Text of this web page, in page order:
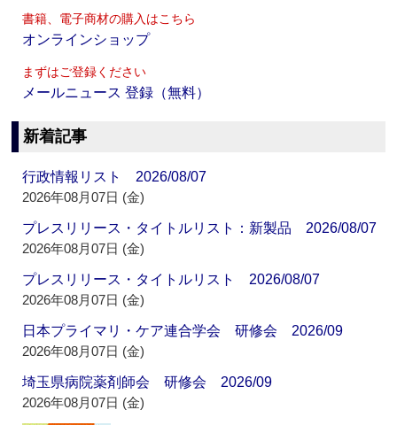
書籍、電子商材の購入はこちら
オンラインショップ
まずはご登録ください
メールニュース 登録（無料）
新着記事
行政情報リスト 2026/08/07
2026年08月07日 (金)
プレスリリース・タイトルリスト：新製品 2026/08/07
2026年08月07日 (金)
プレスリリース・タイトルリスト 2026/08/07
2026年08月07日 (金)
日本プライマリ・ケア連合学会 研修会 2026/09
2026年08月07日 (金)
埼玉県病院薬剤師会 研修会 2026/09
2026年08月07日 (金)